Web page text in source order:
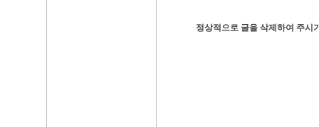
정상적으로 글을 삭제하여 주시